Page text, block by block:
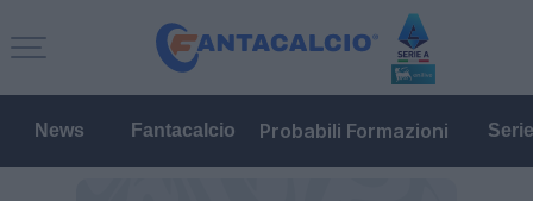
News Fantacalcio Probabili Formazioni